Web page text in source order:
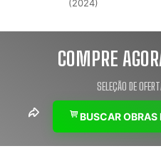
(2024)
COMPRE
SELEÇÃO DE
BUSCAR